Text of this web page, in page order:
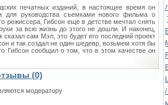
печатных изданий, в настоящее время он
для руководства съемками нового фильма о
режиссера, Гибсон еще в детстве мечтал снять
за всю жизнь до этого не дошли. И наконец,
сам Мэл, это будет его последний проект
и так создал не один шедевр, возьмем хотя бы
Гибсон сообщил о том, что в этом качестве он
(0)
модератору